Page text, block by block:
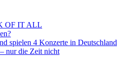
OF IT ALL
spielen 4 Konzerte in Deutschland
nur die Zeit nicht